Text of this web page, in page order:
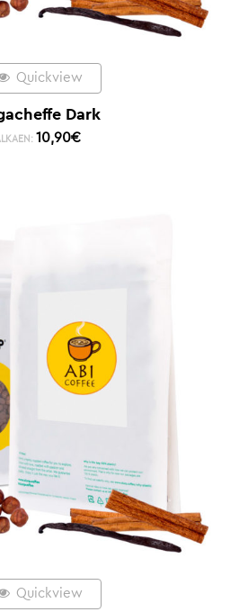
Quickview
Dark
10,90€
Quickview